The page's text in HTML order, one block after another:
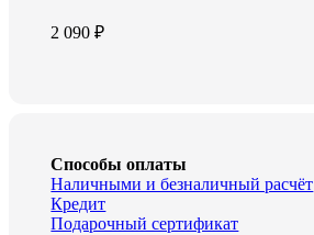
2 090₽
Способы оплаты
Наличными и безналичный расчёт
Кредит
Подарочный сертификат